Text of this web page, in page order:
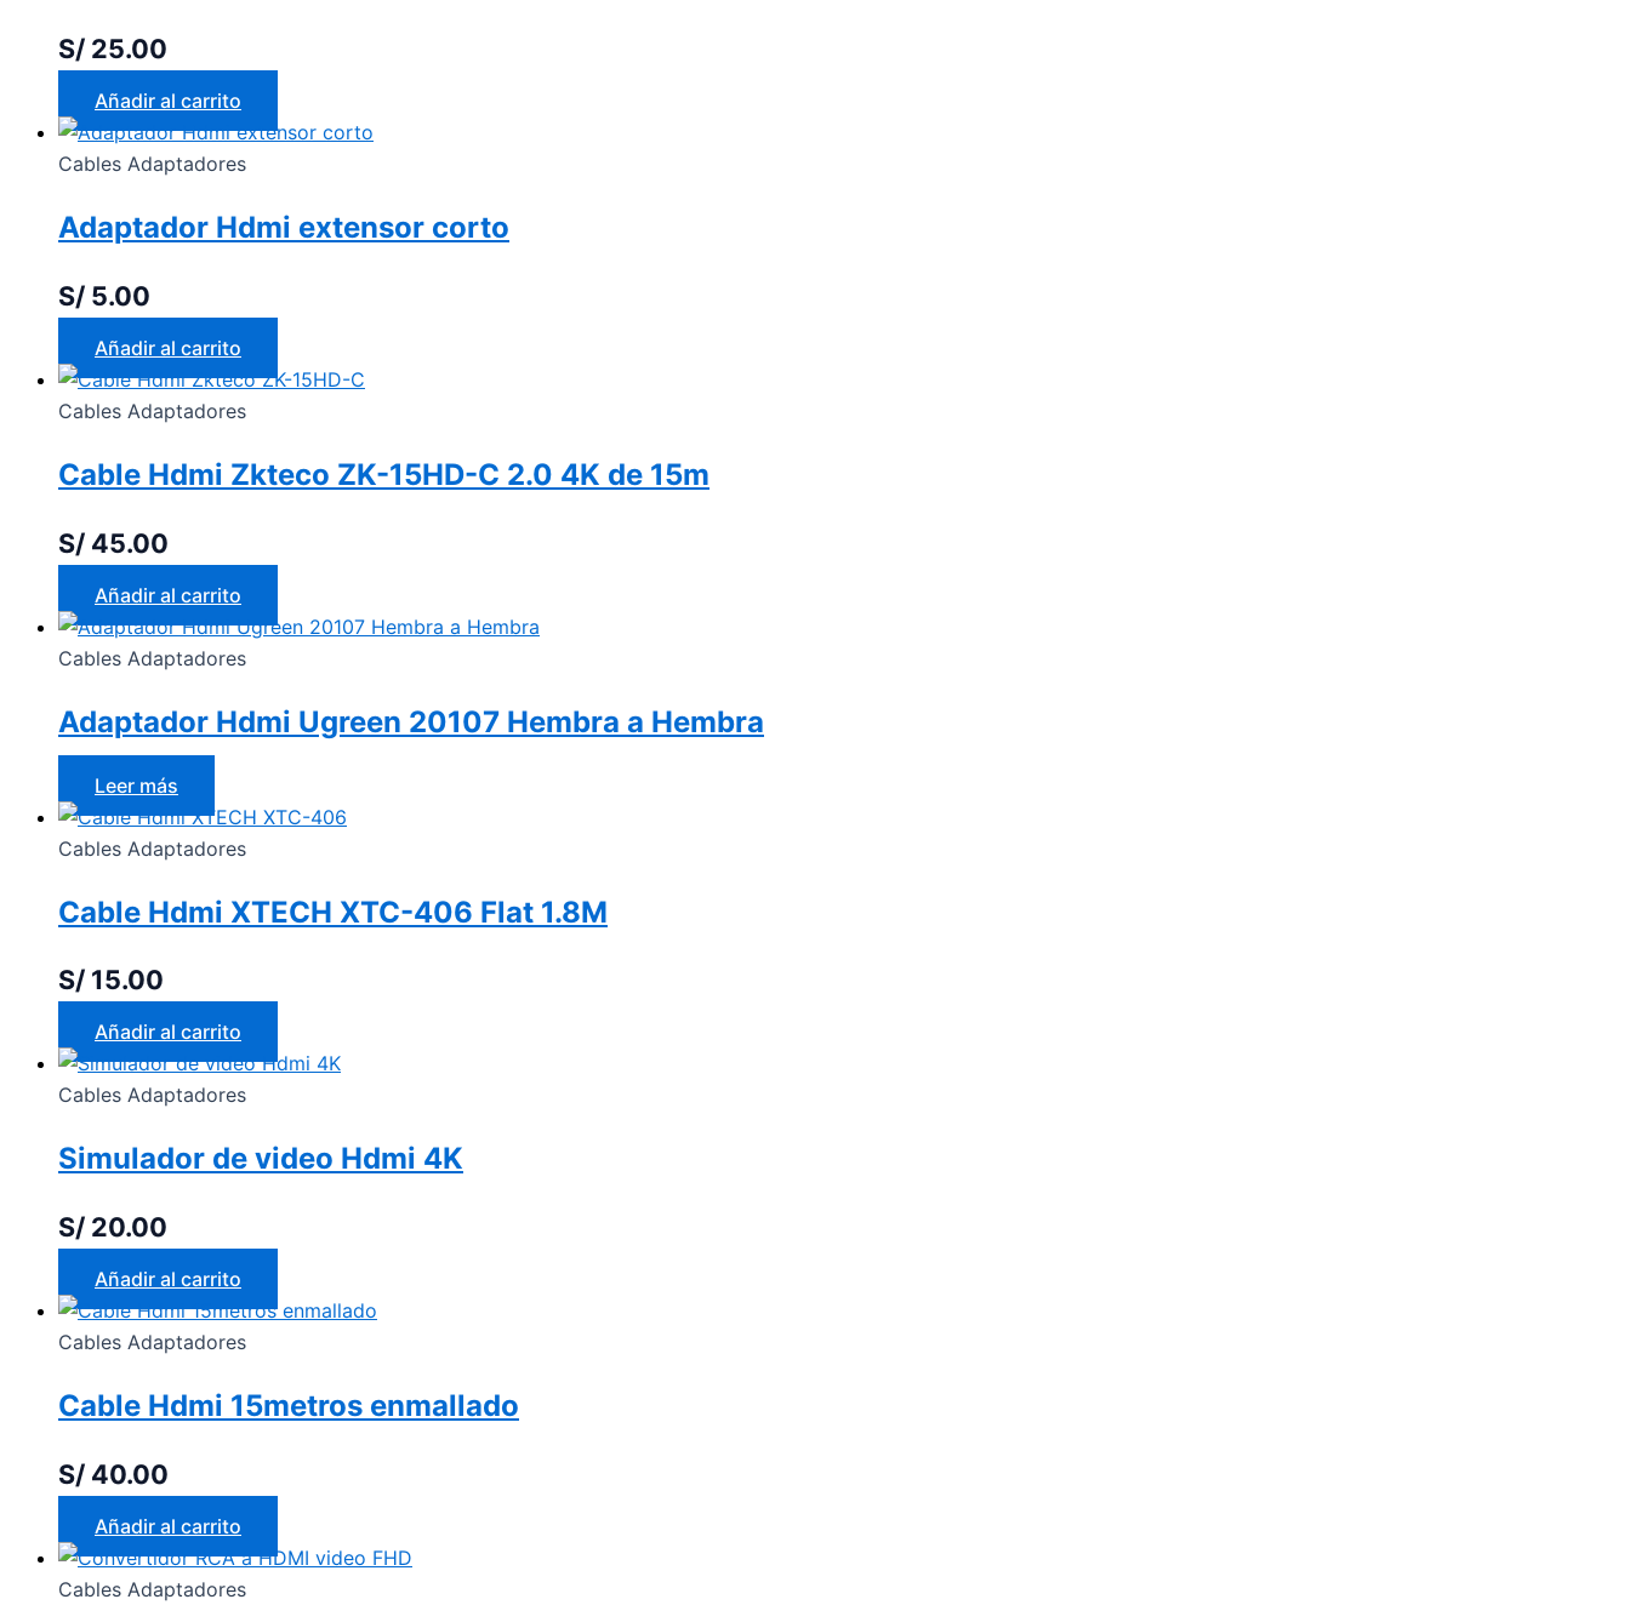
S/ 25.00
Añadir al carrito
Cables Adaptadores
Adaptador Hdmi extensor corto
S/ 5.00
Añadir al carrito
Cables Adaptadores
Cable Hdmi Zkteco ZK-15HD-C 2.0 4K de 15m
S/ 45.00
Añadir al carrito
Cables Adaptadores
Adaptador Hdmi Ugreen 20107 Hembra a Hembra
Leer más
Cables Adaptadores
Cable Hdmi XTECH XTC-406 Flat 1.8M
S/ 15.00
Añadir al carrito
Cables Adaptadores
Simulador de video Hdmi 4K
S/ 20.00
Añadir al carrito
Cables Adaptadores
Cable Hdmi 15metros enmallado
S/ 40.00
Añadir al carrito
Cables Adaptadores